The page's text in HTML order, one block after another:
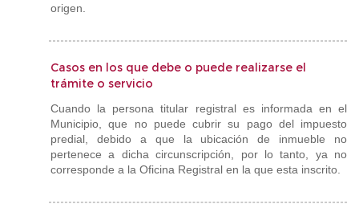
origen.
Casos en los que debe o puede realizarse el
trámite o servicio
Cuando la persona titular registral es informada en el
Municipio, que no puede cubrir su pago del impuesto
predial, debido a que la ubicación de inmueble no
pertenece a dicha circunscripción, por lo tanto, ya no
corresponde a la Oficina Registral en la que esta inscrito.